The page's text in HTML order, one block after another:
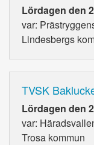
Lördagen den
var:
Lindesbergs
TVSK
Lördagen den
var:
Trosa kommun